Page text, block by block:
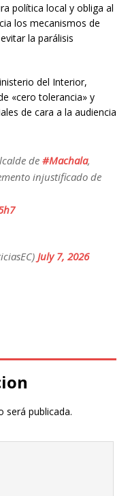
política local y obliga al
los mecanismos de
la parálisis
del Interior,
«cero tolerancia» y
de cara a la audiencia
de#Machala,
injustificado de
July 7, 2026
será publicada.